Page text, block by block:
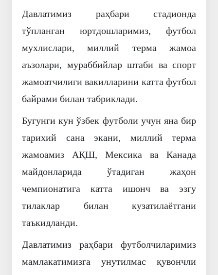
Давлатимиз раҳбари стадионда
тўпланган юртдошларимиз, футбол
мухлислари, миллий терма жамоа
аъзолари, мураббийлар штаби ва спорт
жамоатчилиги вакилларини катта футбол
байрами билан табриклади.
Бугунги кун ўзбек футболи учун яна бир
тарихий сана экани, миллий терма
жамоамиз АҚШ, Мексика ва Канада
майдонларида ўтадиган жаҳон
чемпионатига катта ишонч ва эзгу
тилаклар билан кузатилаётгани
таъкидланди.
Давлатимиз раҳбари футболчиларимиз
мамлакатимизга унутилмас қувончли